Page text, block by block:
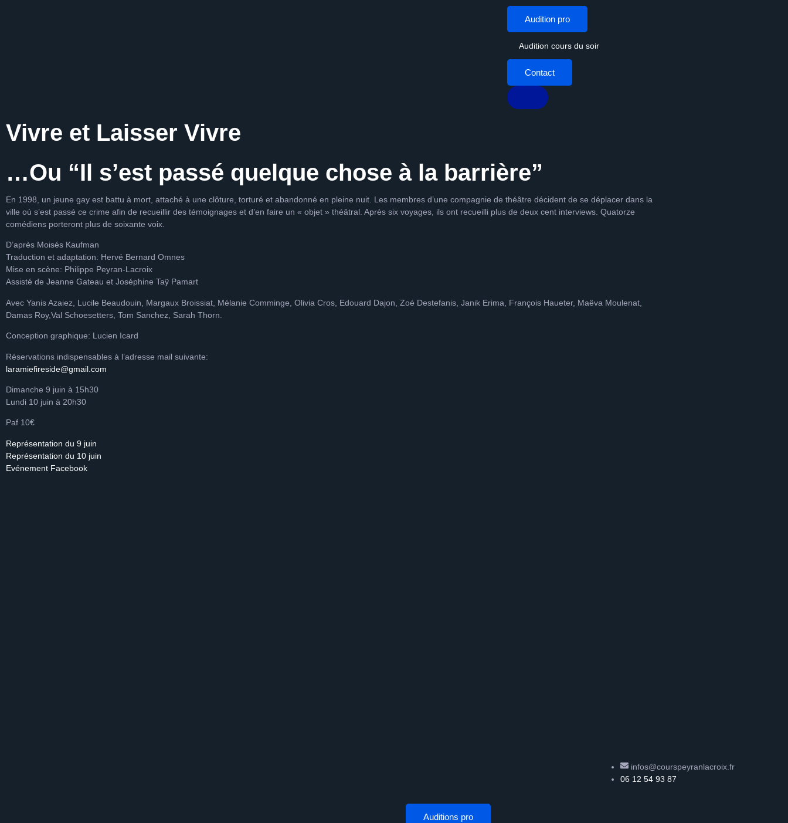
Audition pro
Audition cours du soir
Contact
Vivre et Laisser Vivre
…Ou “Il s’est passé quelque chose à la barrière”
En 1998, un jeune gay est battu à mort, attaché à une clôture, torturé et abandonné en pleine nuit. Les membres d’une compagnie de théâtre décident de se déplacer dans la
ville où s’est passé ce crime afin de recueillir des témoignages et d’en faire un « objet » théâtral. Après six voyages, ils ont recueilli plus de deux cent interviews. Quatorze
comédiens porteront plus de soixante voix.
D’après Moisés Kaufman
Traduction et adaptation: Hervé Bernard Omnes
Mise en scène: Philippe Peyran-Lacroix
Assisté de Jeanne Gateau et Joséphine Taÿ Pamart
Avec Yanis Azaiez, Lucile Beaudouin, Margaux Broissiat, Mélanie Comminge, Olivia Cros, Edouard Dajon, Zoé Destefanis, Janik Erima, François Haueter, Maëva Moulenat,
Damas Roy,Val Schoesetters, Tom Sanchez, Sarah Thorn.
Conception graphique: Lucien Icard
Réservations indispensables à l’adresse mail suivante:
laramiefireside@gmail.com
Dimanche 9 juin à 15h30
Lundi 10 juin à 20h30
Paf 10€
Représentation du 9 juin
Représentation du 10 juin
Evénement Facebook
infos@courspeyranlacroix.fr
06 12 54 93 87
Auditions pro